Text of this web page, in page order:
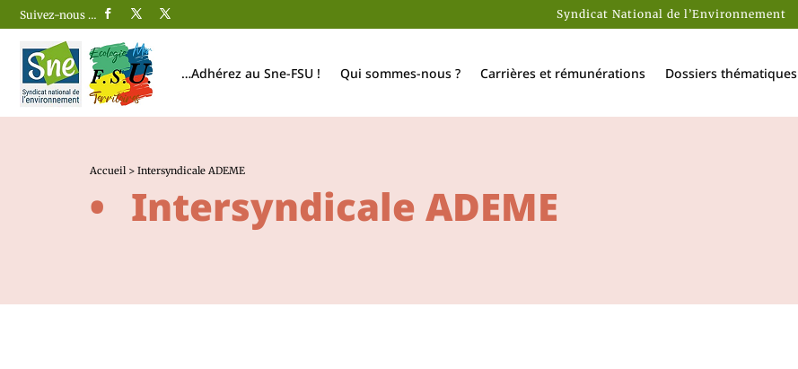
Suivez-nous … Syndicat National de l’Environnement
…Adhérez au Sne-FSU ! Qui sommes-nous ? Carrières et rémunérations Dossiers thématiques
Accueil> Intersyndicale ADEME
Intersyndicale ADEME